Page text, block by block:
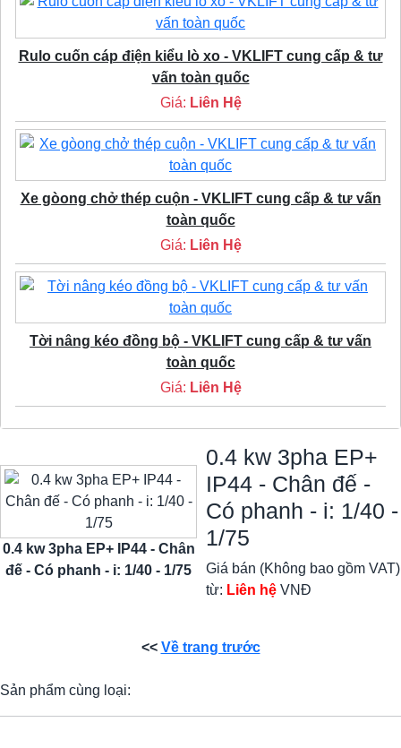
Rulo cuốn cáp điện kiểu lò xo - VKLIFT cung cấp & tư
vấn toàn quốc
Giá: Liên Hệ
Xe gòong chở thép cuộn - VKLIFT cung cấp & tư vấn
toàn quốc
Giá: Liên Hệ
Tời nâng kéo đồng bộ - VKLIFT cung cấp & tư vấn
toàn quốc
Giá: Liên Hệ
0.4 kw 3pha EP+ IP44 - Chân
đế - Có phanh - i: 1/40 - 1/75
0.4 kw 3pha EP+
IP44 - Chân đế -
Có phanh - i: 1/40 -
1/75
Giá bán (Không bao gồm VAT)
từ: Liên hệ VNĐ
<< Về trang trước
Sản phẩm cùng loại: